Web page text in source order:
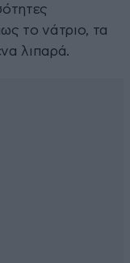
το νάτριο, τα
λιπαρά.